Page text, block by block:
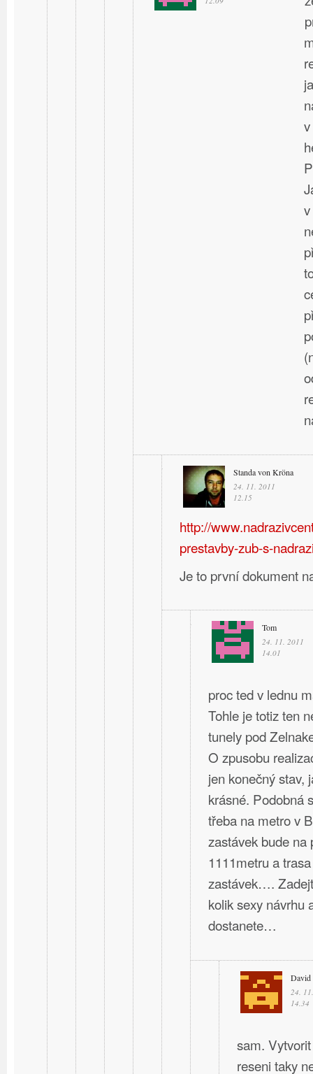
Standa von Kröna
24. 11. 2011
12.15
http://
prestavby-zub-s-
Je to první dokument
Tom
24. 11. 2011
14.01
proc ted v lednu
Tohle je totiz ten
tunely pod
O zpusobu
jen konečný stav,
krásné. Podobná
třeba na metro v
zastávek bude na
1111metru a
zastávek….
kolik sexy návrhu
dostanete…
David
24.
14.34
sam.
reseni taky